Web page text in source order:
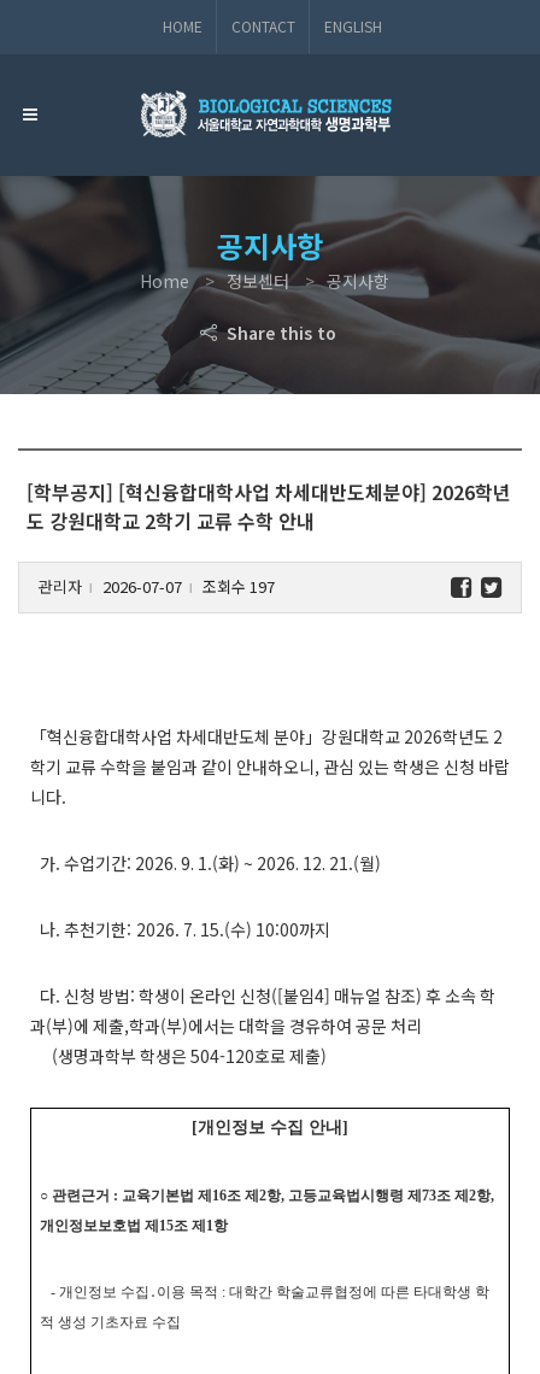
HOME CONTACT ENGLISH
공지사항
Home 정보센터 공지사항
Share this to
[학부공지] [혁신융합대학사업 차세대반도체분야] 2026학년
도 강원대학교 2학기 교류 수학 안내
관리자 l 2026-07-07 l 조회수 197
「혁신융합대학사업 차세대반도체 분야」강원대학교 2026학년도 2
학기 교류 수학을 붙임과 같이 안내하오니, 관심 있는 학생은 신청 바랍
니다.
가. 수업기간: 2026. 9. 1.(화) ~ 2026. 12. 21.(월)
나. 추천기한: 2026. 7. 15.(수) 10:00까지
다. 신청 방법: 학생이 온라인 신청([붙임4] 매뉴얼 참조) 후 소속 학
과(부)에 제출,학과(부)에서는 대학을 경유하여 공문 처리
(생명과학부 학생은 504-120호로 제출)
[개인정보 수집 안내]
○ 관련근거 : 교육기본법 제16조 제2항, 고등교육법시행령 제73조 제2항,
개인정보보호법 제15조 제1항
- 개인정보 수집․이용 목적 : 대학간 학술교류협정에 따른 타대학생 학
적 생성 기초자료 수집